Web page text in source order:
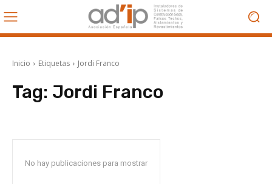
Inicio Etiquetas Jordi Franco
Tag: Jordi Franco
No hay publicaciones para mostrar